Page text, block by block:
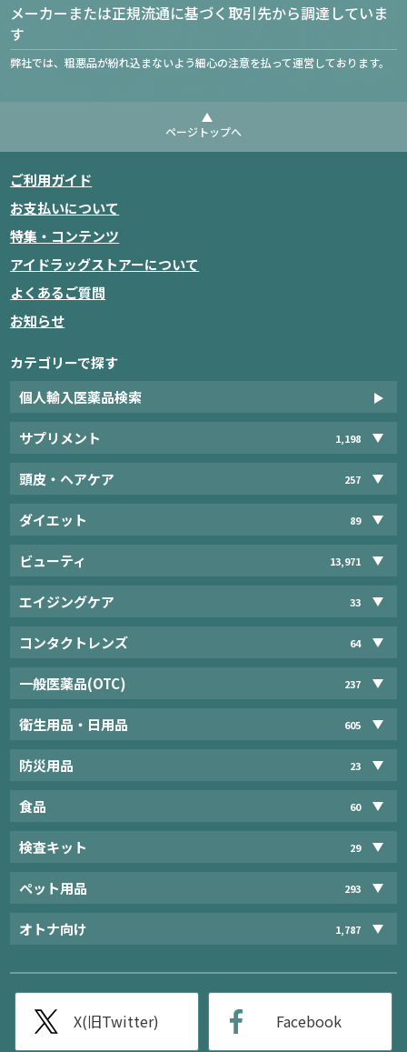
メーカーまたは正規流通に基づく取引先から調達していま
す
弊社では、粗悪品が紛れ込まないよう細心の注意を払って運営しております。
ページトップへ
ご利用ガイド
お支払いについて
特集・コンテンツ
アイドラッグストアーについて
よくあるご質問
お知らせ
カテゴリーで探す
個人輸入医薬品検索
サプリメント 1,198
頭皮・ヘアケア 257
ダイエット 89
ビューティ 13,971
エイジングケア 33
コンタクトレンズ 64
一般医薬品(OTC) 237
衛生用品・日用品 605
防災用品 23
食品 60
検査キット 29
ペット用品 293
オトナ向け 1,787
X(旧Twitter) Facebook